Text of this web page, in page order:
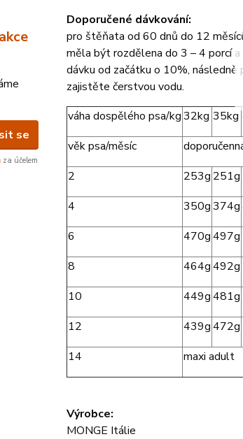
se
za účelem
Doporučené dávkování:
pro štěňata od 60 dnů do 12
měla být rozdělena do 3 – 4 porcí
dávku od začátku o 10%,
zajistěte čerstvou vodu.
váha dospělého psa/kg32kg 35kg
věk psa/měsíc
2
253g 251g
4
350g374g
6
470g497g
8
464g492g
10
449g481g
12
439g472g
14
maxi adult
Výrobce:
MONGE Itálie